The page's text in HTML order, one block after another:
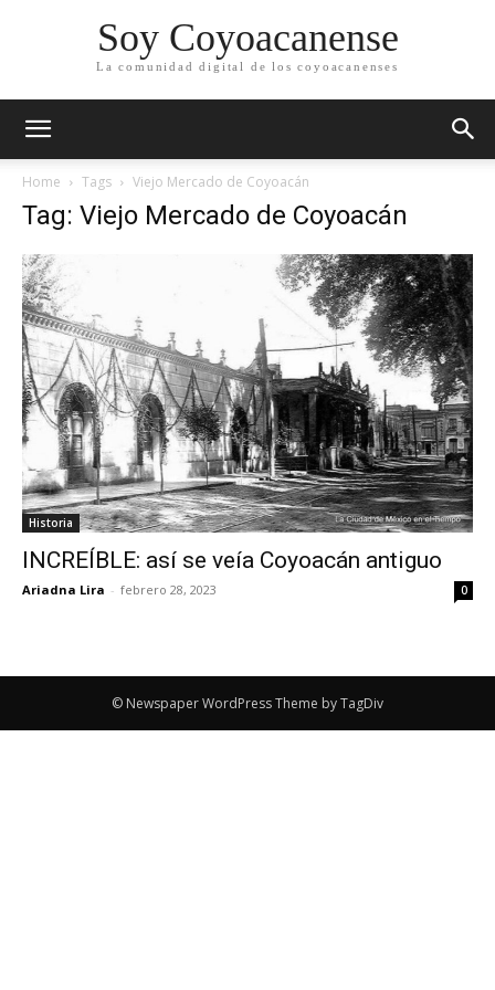
Soy Coyoacanense
La comunidad digital de los coyoacanenses
Home Tags Viejo Mercado de Coyoacán
Tag: Viejo Mercado de Coyoacán
Historia
INCREÍBLE: así se veía Coyoacán antiguo
Ariadna Lira - febrero 28, 2023 0
© Newspaper WordPress Theme by TagDiv